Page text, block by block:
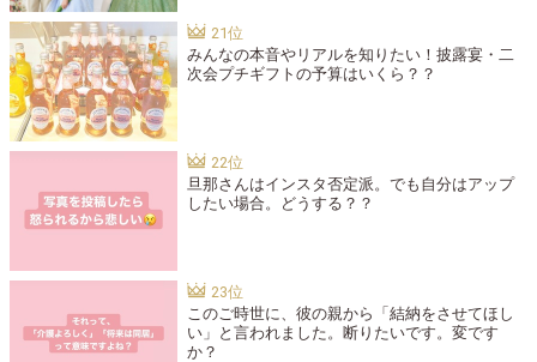
みんなの本音やリアルを知りたい！披露宴・二
次会プチギフトの予算はいくら？？
旦那さんはインスタ否定派。でも自分はアップ
したい場合。どうする？？
このご時世に、彼の親から「結納をさせてほし
い」と言われました。断りたいです。変です
か？